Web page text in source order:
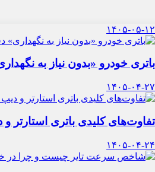
۱۴۰۵-۰۵-۱۲
باتری خودرو «بدون نیاز به
۱۴۰۵-۰۴-۲۷
تفاوت‌های کلیدی باتری استارتر
۱۴۰۵-۰۴-۲۴